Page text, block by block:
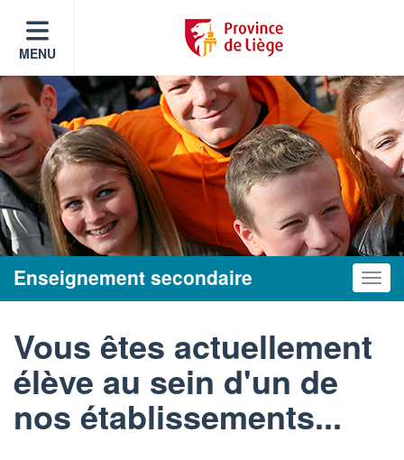
MENU
Enseignement secondaire
Vous êtes actuellement
élève au sein d'un de
nos établissements...